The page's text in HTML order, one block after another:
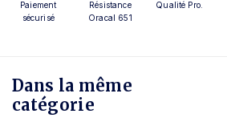
Paiement
sécurisé
Résistance
Oracal 651
Qualité Pro.
Dans la même
catégorie